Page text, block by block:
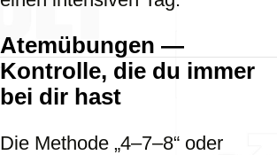
Atemübungen —
Kontrolle, die du immer
bei dir hast
Die Methode „4–7–8“ oder